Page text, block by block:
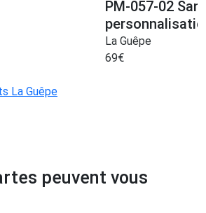
PM-057-02
La Guêpe
69€
La Guêpe
peuvent vous